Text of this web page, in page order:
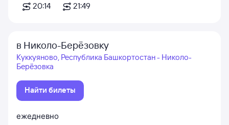
20:14
21:49
в Николо-Берёзовку
Куккуяново, Республика Башкортостан - Николо-
Берёзовка
Найти билеты
ежедневно